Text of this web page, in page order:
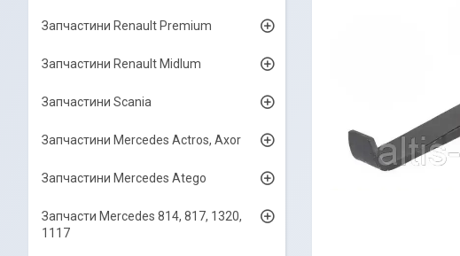
Запчастини Renault Premium
Запчастини Renault Midlum
Запчастини Scania
Запчастини Mercedes Actros, Axor
Запчастини Mercedes Atego
Запчасти Mercedes 814, 817, 1320,
1117